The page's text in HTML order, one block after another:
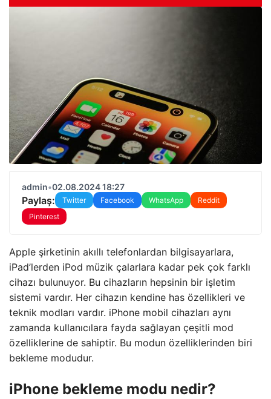
admin•02.08.2024 18:27
Paylaş: Twitter Facebook WhatsApp
Reddit
Pinterest
Apple şirketinin akıllı telefonlardan bilgisayarlara,
iPad’lerden iPod müzik çalarlara kadar pek çok farklı
cihazı bulunuyor. Bu cihazların hepsinin bir işletim
sistemi vardır. Her cihazın kendine has özellikleri ve
teknik modları vardır. iPhone mobil cihazları aynı
zamanda kullanıcılara fayda sağlayan çeşitli mod
özelliklerine de sahiptir. Bu modun özelliklerinden biri
bekleme modudur.
iPhone bekleme modu nedir?